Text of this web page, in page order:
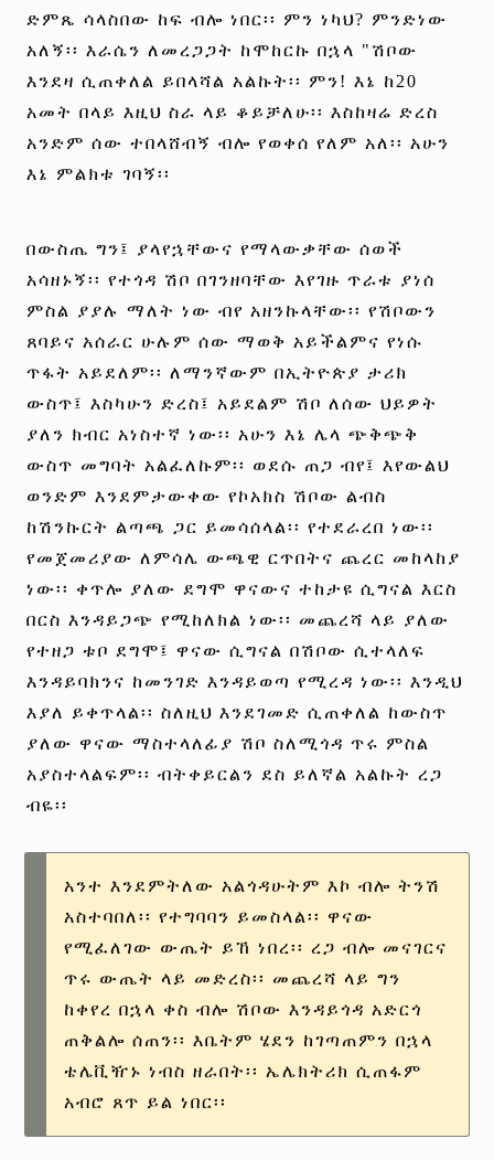
ድምጼ ሳላስበው ከፍ ብሎ ነበር፡፡ ምን ነካህ? ምንድነው
አለኝ፡፡ እራሴን ለመረጋጋት ከሞከርኩ በኋላ "ሽቦው
እንደዛ ሲጠቀለል ይበላሻል አልኩት፡፡ ምን! እኔ ከ20
አመት በላይ እዚህ ስራ ላይ ቆይቻለሁ፡፡ እስከዛሬ ድረስ
አንድም ሰው ተበላሸብኝ ብሎ የወቀሰ የለም አለ፡፡ አሁን
እኔ ምልክቱ ገባኝ፡፡
በውስጤ ግን፤ ያላየኋቸውና የማላውቃቸው ሰወች
አሳዘኑኝ፡፡ የተጎዳ ሽቦ በገንዘባቸው እየገዙ ጥራቱ ያነሰ
ምስል ያያሉ ማለት ነው ብየ አዘንኩላቸው፡፡ የሽቦውን
ጸባይና አሰራር ሁሉም ሰው ማወቅ አይችልምና የነሱ
ጥፋት አይደለም፡፡ ለማንኛውም በኢትዮጵያ ታሪክ
ውስጥ፤ እስካሁን ድረስ፤ አይደልም ሽቦ ለሰው ህይዎት
ያለን ክብር አነስተኛ ነው፡፡ አሁን እኔ ሌላ ጭቅጭቅ
ውስጥ መግባት አልፈለኩም፡፡ ወደሱ ጠጋ ብየ፤ እየውልህ
ወንድም እንደምታውቀው የኮአክስ ሽቦው ልብስ
ከሽንኩርት ልጣጫ ጋር ይመሳሰላል፡፡ የተደራረበ ነው፡፡
የመጀመሪያው ለምሳሌ ውጫዊ ርጥበትና ጨረር መከላከያ
ነው፡፡ ቀጥሎ ያለው ደግሞ ዋናውና ተከታዩ ሲግናል እርስ
በርስ እንዳይጋጭ የሚከለክል ነው፡፡ መጨረሻ ላይ ያለው
የተዘጋ ቱቦ ደግሞ፤ ዋናው ሲግናል በሽቦው ሲተላለፍ
እንዳይባክንና ከመንገድ እንዳይወጣ የሚረዳ ነው፡፡ እንዲህ
እያለ ይቀጥላል፡፡ ስለዚህ እንደገመድ ሲጠቀለል ከውስጥ
ያለው ዋናው ማስተላለፊያ ሽቦ ስለሚጎዳ ጥሩ ምስል
አያስተላልፍም፡፡ ብትቀይርልን ደስ ይለኛል አልኩት ረጋ
ብዬ፡፡
አንተ እንደምትለው አልጎዳሁትም እኮ ብሎ ትንሽ
አስተባበለ፡፡ የተግባባን ይመስላል፡፡ ዋናው
የሚፈለገው ውጤት ይኸ ነበረ፡፡ ረጋ ብሎ መናገርና
ጥሩ ውጤት ላይ መድረስ፡፡ መጨረሻ ላይ ግን
ከቀየረ በኋላ ቀስ ብሎ ሽቦው እንዳይጎዳ አድርጎ
ጠቅልሎ ሰጠን፡፡ እቤትም ሄደን ከገጣጠምን በኋላ
ቴሌቪዥኑ ነብስ ዘራበት፡፡ ኤሌክትሪክ ሲጠፋም
አብሮ ጸጥ ይል ነበር፡፡